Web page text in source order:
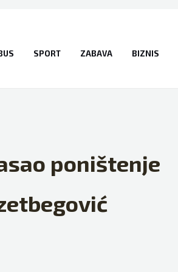
SPORT ZABAVA BIZNIS
poništenje